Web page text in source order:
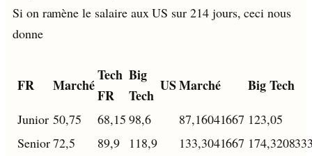
Si on ramène le salaire aux US sur 214 jours, ceci nous
donne
FR Marché
Tech
FR
Big
Tech
USMarché Big Tech
Junior 50,75 68,15 98,6 87,16041667 123,05
Senior72,5 89,9 118,9 133,3041667